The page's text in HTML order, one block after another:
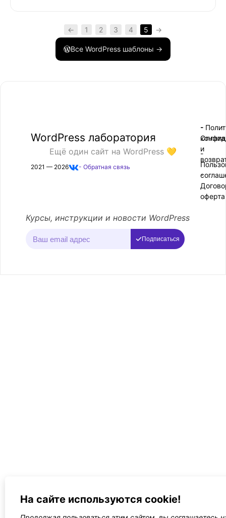
← 1 2 3 4 5 →
Все WordPress шаблоны →
WordPress лаборатория
Ещё один сайт на WordPress 💛
2021 — 2026 - Обратная связь
-
-
-
Оплата
и
-
оферта
Курсы, инструкции и новости WordPress
Подписаться
На сайте используются cookie!